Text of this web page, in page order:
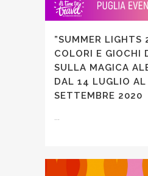
”SUMMER LIGHTS
COLORI E GIOCHI
SULLA MAGICA
DAL 14 LUGLIO AL
SETTEMBRE 2020
...